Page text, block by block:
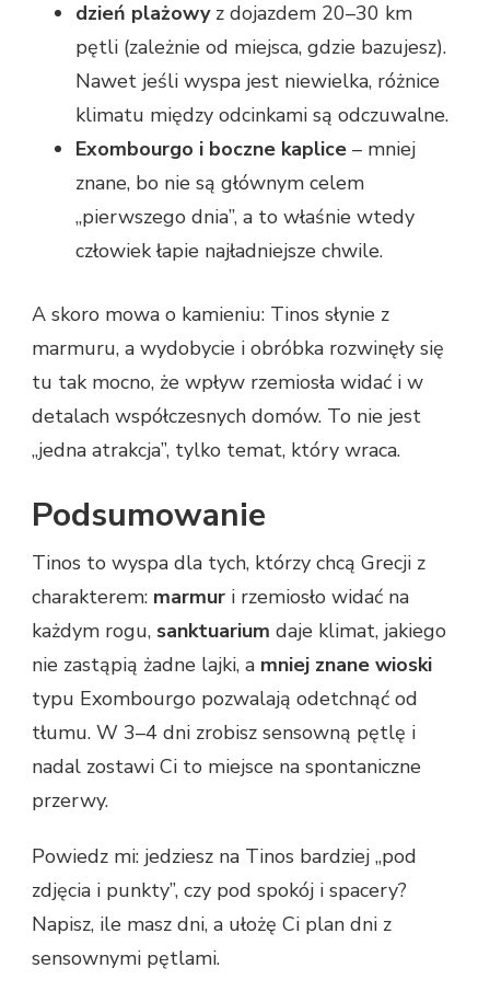
dzień plażowyz dojazdem 20–30 km
pętli (zależnie od miejsca, gdzie bazujesz).
Nawet jeśli wyspa jest niewielka, różnice
klimatu między odcinkami są odczuwalne.
Exombourgo i boczne kaplice – mniej
znane, bo nie są głównym celem
„pierwszego dnia”, a to właśnie wtedy
człowiek łapie najładniejsze chwile.
A skoro mowa o kamieniu: Tinos słynie z
marmuru, a wydobycie i obróbka rozwinęły się
tu tak mocno, że wpływ rzemiosła widać i w
detalach współczesnych domów. To nie jest
„jedna atrakcja”, tylko temat, który wraca.
Podsumowanie
Tinos to wyspa dla tych, którzy chcą Grecji z
charakterem: marmur i rzemiosło widać na
każdym rogu, sanktuarium daje klimat, jakiego
nie zastąpią żadne lajki, a mniej znane wioski
typu Exombourgo pozwalają odetchnąć od
tłumu. W 3–4 dni zrobisz sensowną pętlę i
nadal zostawi Ci to miejsce na spontaniczne
przerwy.
Powiedz mi: jedziesz na Tinos bardziej „pod
zdjęcia i punkty”, czy pod spokój i spacery?
Napisz, ile masz dni, a ułożę Ci plan dni z
sensownymi pętlami.